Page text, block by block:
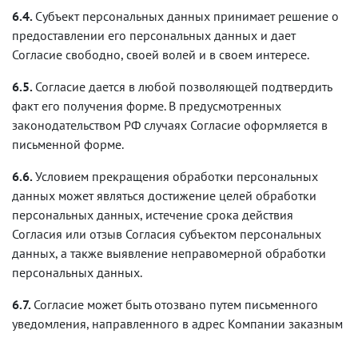
6.4. Субъект персональных данных принимает решение о
предоставлении его персональных данных и дает
Согласие свободно, своей волей и в своем интересе.
6.5. Согласие дается в любой позволяющей подтвердить
факт его получения форме. В предусмотренных
законодательством РФ случаях Согласие оформляется в
письменной форме.
6.6.Условием прекращения обработки персональных
данных может являться достижение целей обработки
персональных данных, истечение срока действия
Согласия или отзыв Согласия субъектом персональных
данных, а также выявление неправомерной обработки
персональных данных.
6.7. Согласие может быть отозвано путем письменного
уведомления, направленного в адрес Компании заказным